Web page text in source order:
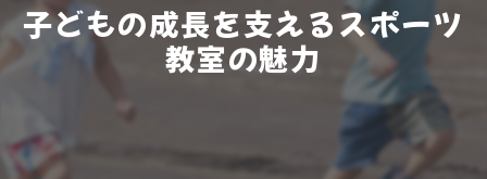
子どもの成長を支えるスポーツ
教室の魅力